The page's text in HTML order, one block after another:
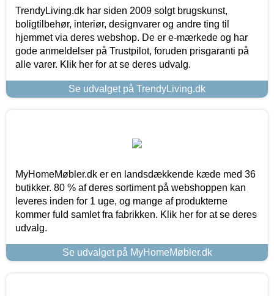
TrendyLiving.dk har siden 2009 solgt brugskunst,
boligtilbehør, interiør, designvarer og andre ting til
hjemmet via deres webshop. De er e-mærkede og har
gode anmeldelser på Trustpilot, foruden prisgaranti på
alle varer. Klik her for at se deres udvalg.
Se udvalget på TrendyLiving.dk
MyHomeMøbler.dk er en landsdækkende kæde med 36
butikker. 80 % af deres sortiment på webshoppen kan
leveres inden for 1 uge, og mange af produkterne
kommer fuld samlet fra fabrikken. Klik her for at se deres
udvalg.
Se udvalget på MyHomeMøbler.dk